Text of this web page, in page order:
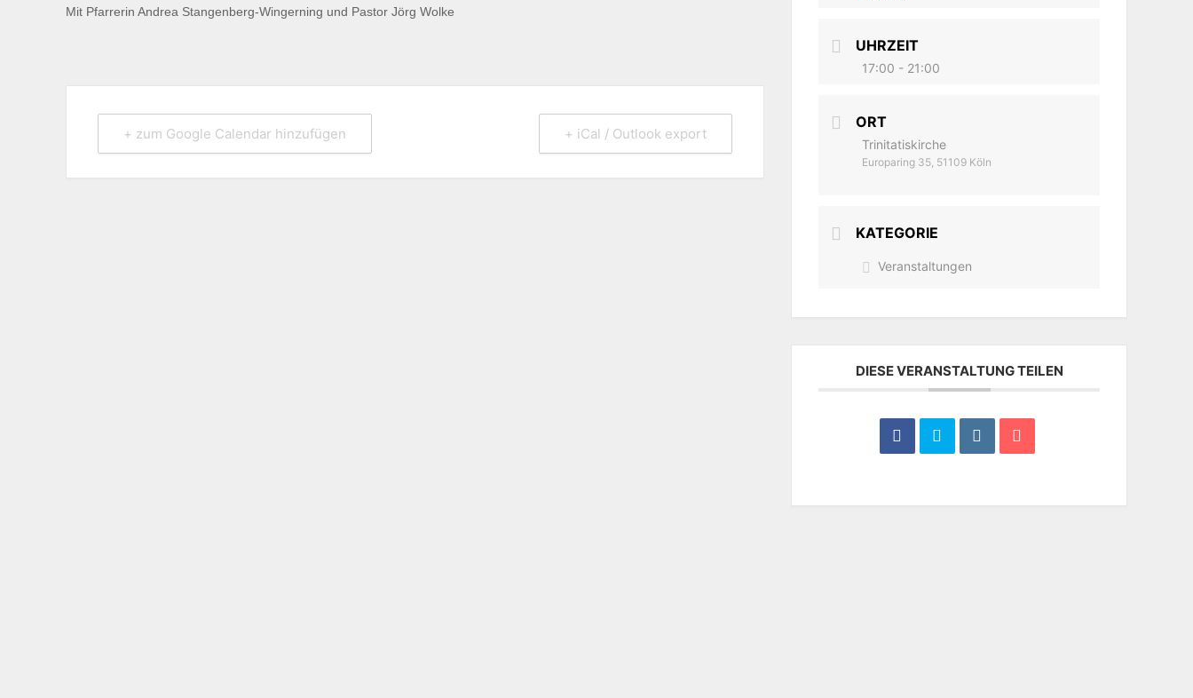
Mit Pfarrerin Andrea Stangenberg-Wingerning und Pastor Jörg Wolke
+ zum Google Calendar hinzufügen + iCal / Outlook export
UHRZEIT
17:00 - 21:00
ORT
Trinitatiskirche
Europaring 35, 51109 Köln
KATEGORIE
Veranstaltungen
DIESE VERANSTALTUNG TEILEN